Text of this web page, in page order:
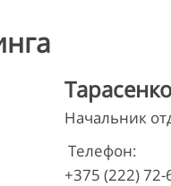
Начальник
Телефон:
+375 (222) 72-